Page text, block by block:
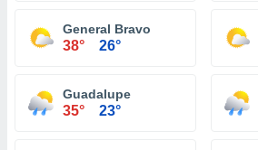
General Bravo
38° 26°
Guadalupe
35° 23°